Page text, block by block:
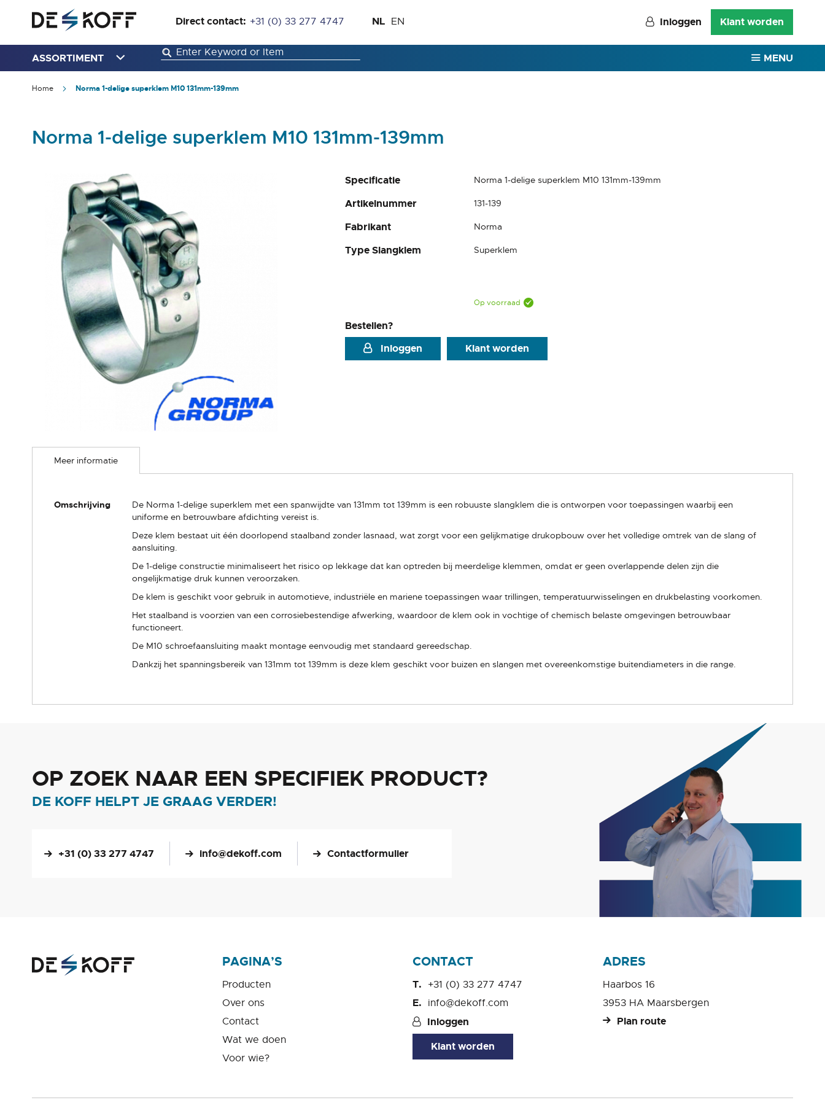
Direct contact: +31 (0) 33 277 4747
de
inhoud
Taal
NL EN Inloggen Klant worden
ASSORTIMENT MENU
Home Norma 1-delige superklem M10 131mm-139mm
Norma 1-delige superklem M10 131mm-139mm
Specificatie Norma 1-delige superklem M10 131mm-139mm
Artikelnummer 131-139
Fabrikant Norma
Type Slangklem Superklem
Op voorraad
Bestellen?
Inloggen
Klant worden
afbeeldingen-
naar
afbeeldingen-
Meer informatie
Meer
informatie
Omschrijving
De Norma 1-delige superklem met een spanwijdte van 131mm tot 139mm is een robuuste slangklem die is ontworpen voor toepassingen waarbij een
uniforme en betrouwbare afdichting vereist is.
Deze klem bestaat uit één doorlopend staalband zonder lasnaad, wat zorgt voor een gelijkmatige drukopbouw over het volledige omtrek van de slang of
aansluiting.
De 1-delige constructie minimaliseert het risico op lekkage dat kan optreden bij meerdelige klemmen, omdat er geen overlappende delen zijn die
ongelijkmatige druk kunnen veroorzaken.
De klem is geschikt voor gebruik in automotieve, industriële en mariene toepassingen waar trillingen, temperatuurwisselingen en drukbelasting voorkomen.
Het staalband is voorzien van een corrosiebestendige afwerking, waardoor de klem ook in vochtige of chemisch belaste omgevingen betrouwbaar
functioneert.
De M10 schroefaansluiting maakt montage eenvoudig met standaard gereedschap.
Dankzij het spanningsbereik van 131mm tot 139mm is deze klem geschikt voor buizen en slangen met overeenkomstige buitendiameters in die range.
OP ZOEK NAAR EEN SPECIFIEK PRODUCT?
DE KOFF HELPT JE GRAAG VERDER!
+31 (0) 33 277 4747 info@dekoff.com Contactformulier
PAGINA’S
Producten
Over ons
Contact
Wat we doen
Voor wie?
CONTACT
+31 (0) 33 277 4747
info@dekoff.com
Inloggen
Klant worden
ADRES
Haarbos 16
3953 HA Maarsbergen
Plan route